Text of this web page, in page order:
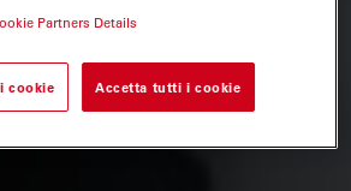
Partners Details
cookie Accetta tutti i cookie